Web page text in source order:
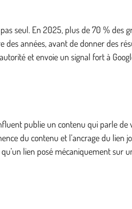
seul. En 2025, plus de 70 %
années, avant de donner des
et envoie un signal fort à
publie un contenu qui parle
du contenu et l’ancrage du
lien posé mécaniquement sur